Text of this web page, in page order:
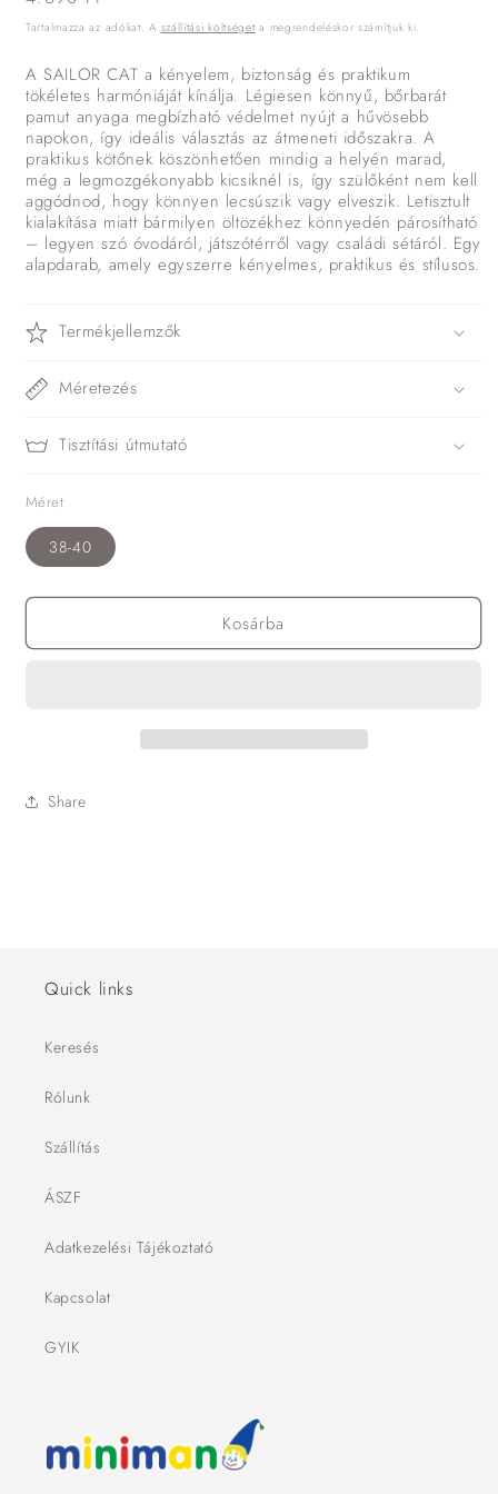
ár
Tartalmazza az adókat. A szállítási költséget a megrendeléskor számítjuk ki.
A SAILOR CAT a kényelem, biztonság és praktikum
tökéletes harmóniáját kínálja. Légiesen könnyű, bőrbarát
pamut anyaga megbízható védelmet nyújt a hűvösebb
napokon, így ideális választás az átmeneti időszakra. A
praktikus kötőnek köszönhetően mindig a helyén marad,
még a legmozgékonyabb kicsiknél is, így szülőként nem kell
aggódnod, hogy könnyen lecsúszik vagy elveszik. Letisztult
kialakítása miatt bármilyen öltözékhez könnyedén párosítható
– legyen szó óvodáról, játszótérről vagy családi sétáról. Egy
alapdarab, amely egyszerre kényelmes, praktikus és stílusos.
Termékjellemzők
Méretezés
Tisztítási útmutató
Méret
38-40
Kosárba
Share
Quick links
Keresés
Rólunk
Szállítás
ÁSZF
Adatkezelési Tájékoztató
Kapcsolat
GYIK